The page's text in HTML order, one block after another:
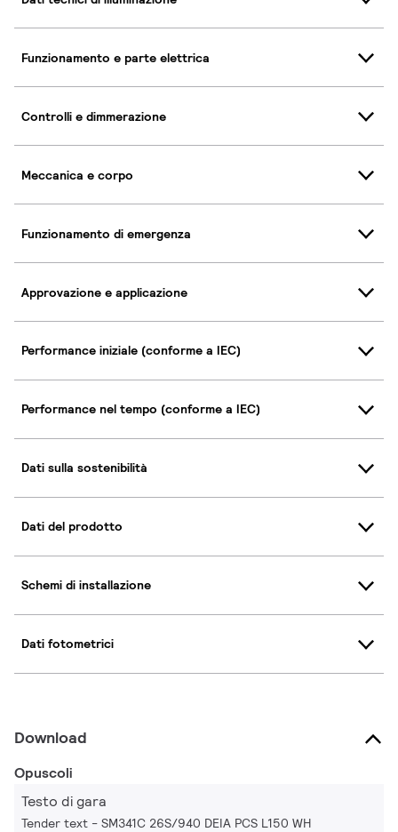
Funzionamento e parte elettrica
Controlli e dimmerazione
Meccanica e corpo
Funzionamento di emergenza
Approvazione e applicazione
Performance iniziale (conforme a IEC)
Performance nel tempo (conforme a IEC)
Dati sulla sostenibilità
Dati del prodotto
Schemi di installazione
Dati fotometrici
Download
Opuscoli
Testo di gara
Tender text - SM341C 26S/940 DEIA PCS L150 WH